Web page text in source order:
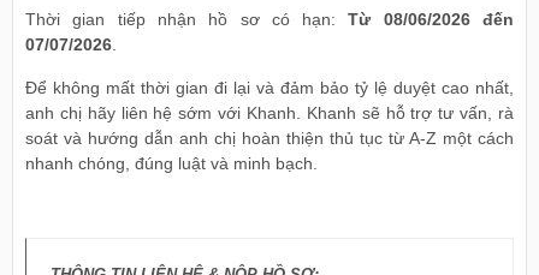
Thời gian tiếp nhận hồ sơ có hạn:Từ 08/06/2026 đến
07/07/2026
Để không mất thời gian đi lại và đảm bảo tỷ lệ duyệt cao nhất,
anh chị hãy liên hệ sớm với Khanh. Khanh sẽ hỗ trợ tư vấn, rà
soát và hướng dẫn anh chị hoàn thiện thủ tục từ A-Z một cách
nhanh chóng, đúng luật và minh bạch.